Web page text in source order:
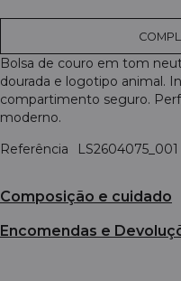
Bolsa de couro em tom
dourada e logotipo animal.
compartimento seguro.
moderno.
Referência
LS2604075_001
Composição e cuidado
Encomendas e